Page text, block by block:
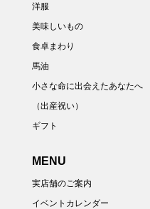
洋服
美味しいもの
食卓まわり
馬油
小さな命に出会えたあなたへ
（出産祝い）
ギフト
MENU
実店舗のご案内
イベントカレンダー